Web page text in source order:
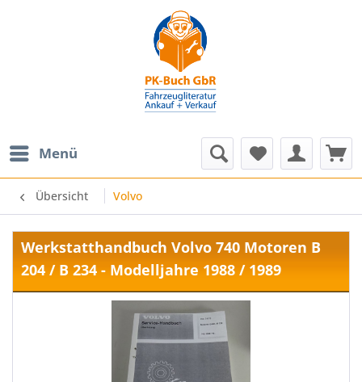
Menü
Übersicht Volvo
Werkstatthandbuch Volvo 740 Motoren B
204 / B 234 - Modelljahre 1988 / 1989